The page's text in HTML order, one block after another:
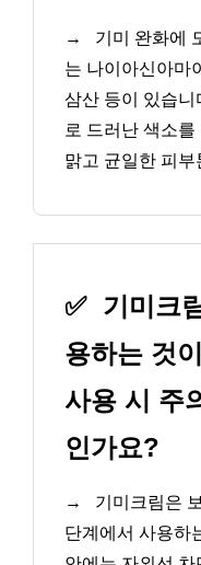
→
기미 완화에
는 나이아신아마
삼산 등이 있습니
로 드러난 색소
맑고 균일한 피
✅ 기미크
용하는 것
사용 시 주
인가요?
→
기미크림은
단계에서 사용하